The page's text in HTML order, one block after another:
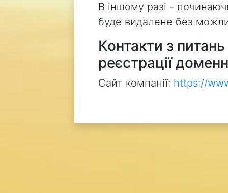
В іншому разі -
буде видалене без
Контакти з
реєстрації
Сайт компанії: https://